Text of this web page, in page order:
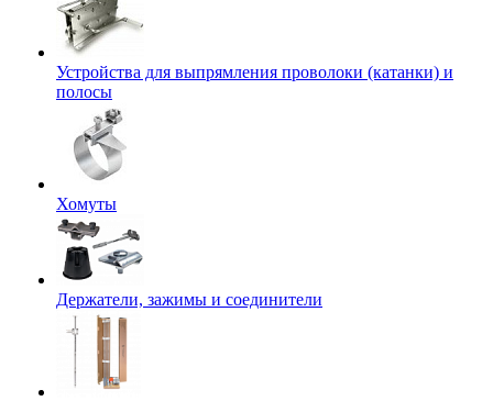
Устройства для выпрямления проволоки (катанки) и
полосы
Хомуты
Держатели, зажимы и соединители